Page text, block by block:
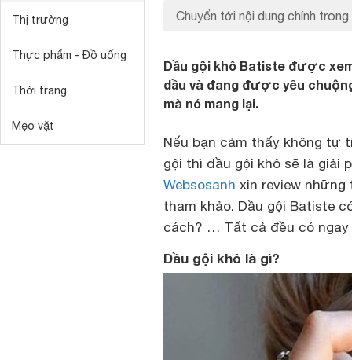
Thị trường
Thực phẩm - Đồ uống
Thời trang
Mẹo vặt
Chuyển tới nội dung chính trong
Dầu gội khô Batiste được
dầu và đang được yêu
mà nó mang lại.
Nếu bạn cảm thấy không tự
gội thì dầu gội khô sẽ là giải
Websosanh xin review
tham khảo. Dầu gội Batiste
cách? … Tất cả đều có
Dầu gội khô là gì?